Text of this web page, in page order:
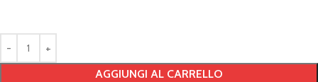
AGGIUNGI AL CARRELLO